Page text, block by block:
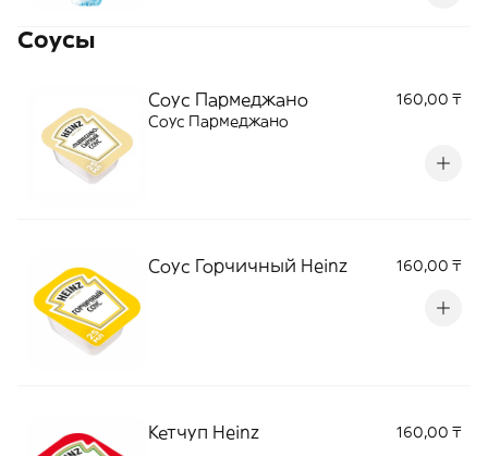
Соусы
Соус Пармеджано
160,00 ₸
Соус Пармеджано
Соус Горчичный Heinz 160,00 ₸
Кетчуп Heinz 160,00 ₸